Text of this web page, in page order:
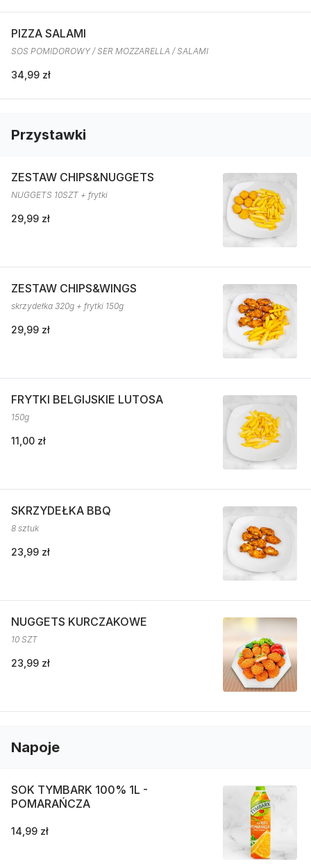
PIZZA SALAMI
SOS POMIDOROWY / SER MOZZARELLA / SALAMI
34,99 zł
Przystawki
ZESTAW CHIPS&NUGGETS
NUGGETS 10SZT + frytki
29,99 zł
ZESTAW CHIPS&WINGS
skrzydełka 320g + frytki 150g
29,99 zł
FRYTKI BELGIJSKIE LUTOSA
150g
11,00 zł
SKRZYDEŁKA BBQ
8 sztuk
23,99 zł
NUGGETS KURCZAKOWE
10 SZT
23,99 zł
Napoje
SOK TYMBARK 100% 1L -
POMARAŃCZA
14,99 zł